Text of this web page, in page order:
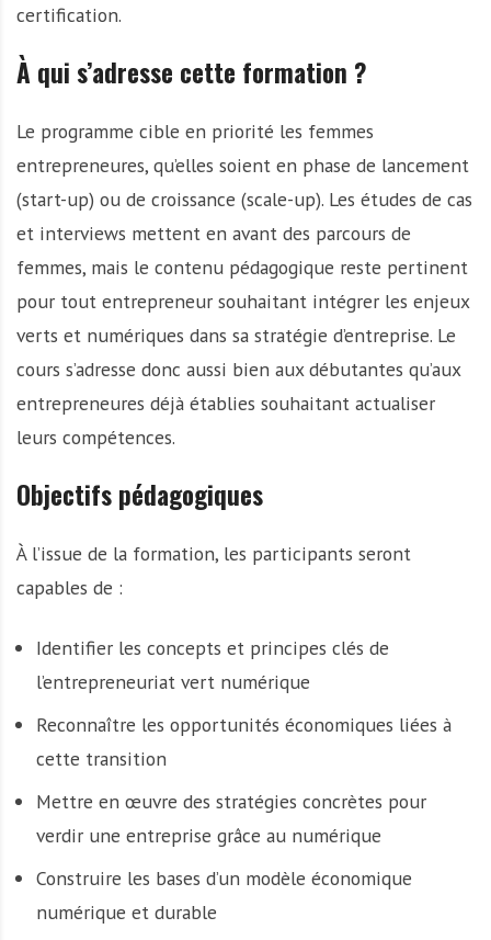
certification.
À qui s’adresse cette formation ?
Le programme cible en priorité les femmes
entrepreneures, qu’elles soient en phase de lancement
(start-up) ou de croissance (scale-up). Les études de cas
et interviews mettent en avant des parcours de
femmes, mais le contenu pédagogique reste pertinent
pour tout entrepreneur souhaitant intégrer les enjeux
verts et numériques dans sa stratégie d’entreprise. Le
cours s’adresse donc aussi bien aux débutantes qu’aux
entrepreneures déjà établies souhaitant actualiser
leurs compétences.
Objectifs pédagogiques
À l’issue de la formation, les participants seront
capables de :
Identifier les concepts et principes clés de
l’entrepreneuriat vert numérique
Reconnaître les opportunités économiques liées à
cette transition
Mettre en œuvre des stratégies concrètes pour
verdir une entreprise grâce au numérique
Construire les bases d’un modèle économique
numérique et durable